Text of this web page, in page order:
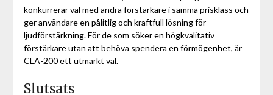
konkurrerar väl med andra förstärkare i samma prisklass och
ger användare en pålitlig och kraftfull lösning för
ljudförstärkning. För de som söker en högkvalitativ
förstärkare utan att behöva spendera en förmögenhet, är
CLA-200 ett utmärkt val.
Slutsats